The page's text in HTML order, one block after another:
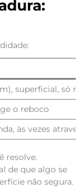
superficial, só
o reboco
às vezes
resolve.
de que algo se
não segura.